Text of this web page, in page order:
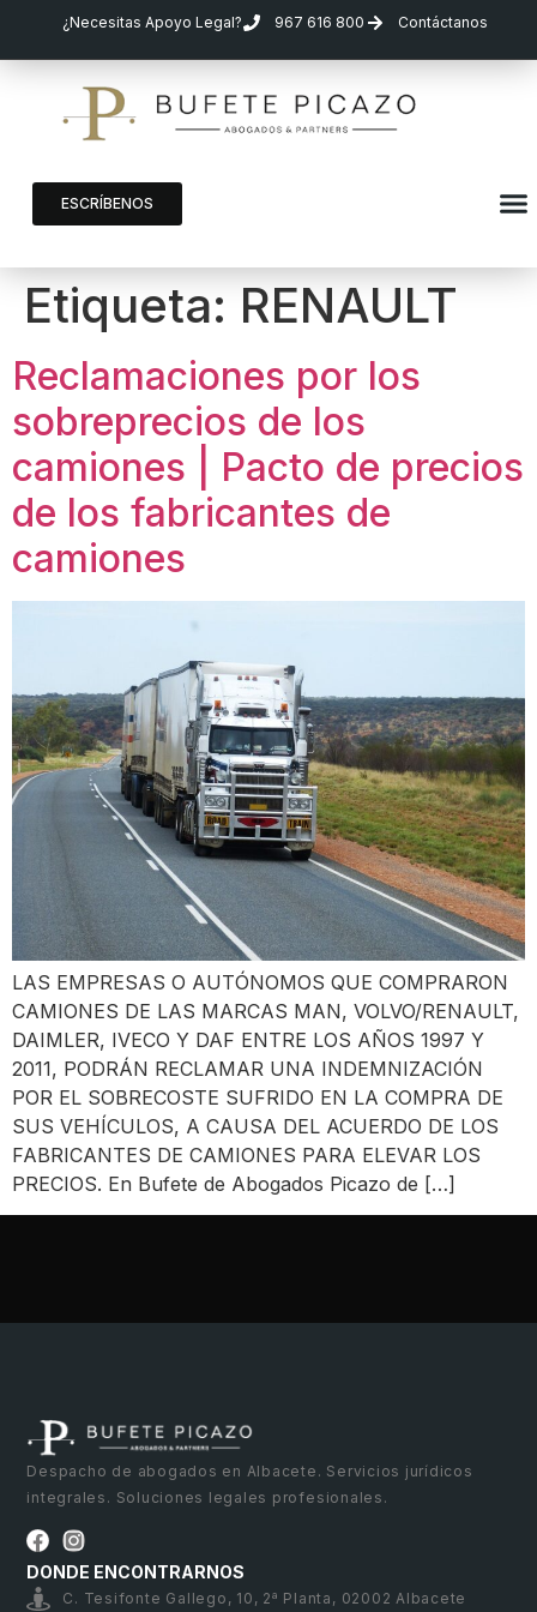
¿Necesitas Apoyo Legal? 967 616 800 Contáctanos
ESCRÍBENOS
Etiqueta: RENAULT
Reclamaciones por los
sobreprecios de los
camiones | Pacto de precios
de los fabricantes de
camiones
LAS EMPRESAS O AUTÓNOMOS QUE COMPRARON
CAMIONES DE LAS MARCAS MAN, VOLVO/RENAULT,
DAIMLER, IVECO Y DAF ENTRE LOS AÑOS 1997 Y
2011, PODRÁN RECLAMAR UNA INDEMNIZACIÓN
POR EL SOBRECOSTE SUFRIDO EN LA COMPRA DE
SUS VEHÍCULOS, A CAUSA DEL ACUERDO DE LOS
FABRICANTES DE CAMIONES PARA ELEVAR LOS
PRECIOS. En Bufete de Abogados Picazo de […]
Despacho de abogados en Albacete. Servicios jurídicos
integrales. Soluciones legales profesionales.
DONDE ENCONTRARNOS
C. Tesifonte Gallego, 10, 2ª Planta, 02002 Albacete